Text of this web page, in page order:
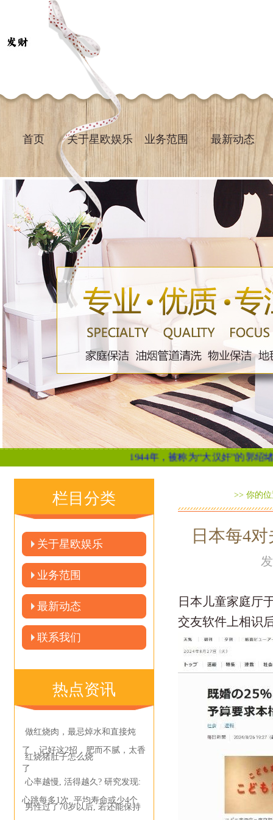
首页 关于星欧娱乐 业务范围 最新动态
1944年，被称为“大汉奸”的郭绍绪邀请
栏目分类
关于星欧娱乐
业务范围
最新动态
联系我们
热点资讯
做红烧肉，最忌焯水和直接炖
了，记好这2招，肥而不腻，太香
了
红烧猪肚子怎么烧
心率越慢, 活得越久? 研究发现:
心跳每多1次, 平均寿命或少4个
男性过了70岁以后, 若还能保持
>> 你的
日本每4
日本儿童家庭厅
交友软件上相识